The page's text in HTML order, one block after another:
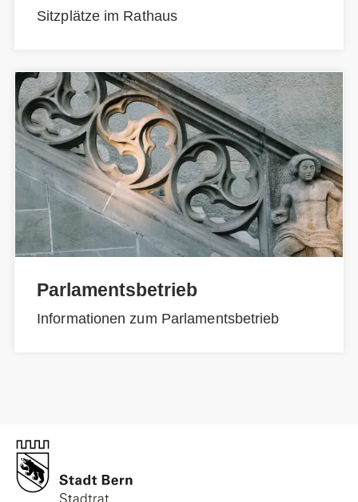
Sitzplätze im Rathaus
Parlamentsbetrieb
Informationen zum Parlamentsbetrieb